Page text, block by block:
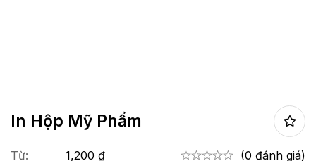
In Hộp Mỹ Phẩm
Từ: 1,200₫ (0 đánh giá)